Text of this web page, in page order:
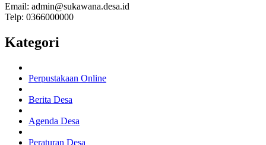
Email: admin@sukawana.desa.id
Telp: 0366000000
Kategori
Perpustakaan Online
Berita Desa
Agenda Desa
Peraturan Desa